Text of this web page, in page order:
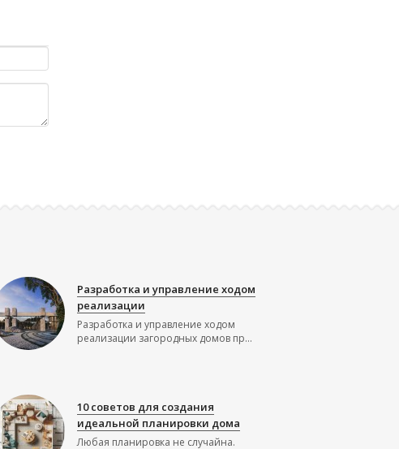
Разработка и управление ходом
реализации
Разработка и управление ходом
реализации загородных домов пр...
10 советов для создания
идеальной планировки дома
Любая планировка не случайна.